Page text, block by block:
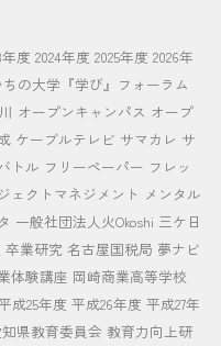
年度 2024年度 2025年度 2026年
ちの大学『学び』フォーラム
オープンキャンパス オープ
ケーブルテレビ サマカレ サ
トル フリーペーパー フレッ
ェクトマネジメント メンタル
一般社団法人火Okoshi 三ケ日
卒業研究 名古屋国税局 夢ナビ
体験講座 岡崎商業高等学校
成25年度 平成26年度 平成27年
県教育委員会 教育力向上研